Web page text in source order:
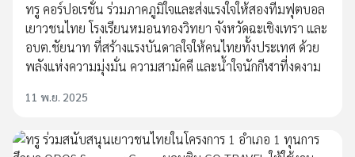
ทรู คอร์ปอเรชั่น ร่วมภาคภูมิใจและส่งแรงใจให้สองทีมฟุตบอล
เยาวชนไทย โรงเรียนหมอนทองวิทยา จังหวัดฉะเชิงเทรา และ
อบต.ชัยนาท ที่สร้างแรงบันดาลใจให้คนไทยทั้งประเทศ ด้วย
พลังแห่งความมุ่งมั่น ความสามัคคี และน้ำใจนักกีฬาที่งดงาม
11 พ.ย. 2025